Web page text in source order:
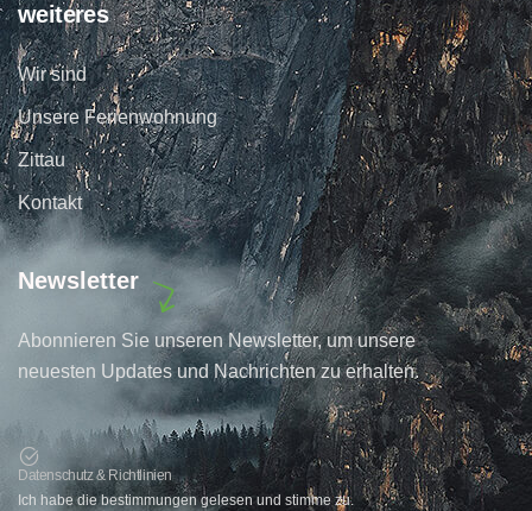
weiteres
Wir sind
Unsere Ferienwohnung
Zittau
Kontakt
Newsletter
Abonnieren Sie unseren Newsletter, um unsere
neuesten Updates und Nachrichten zu erhalten.
Datenschutz & Richtlinien
Ich habe die bestimmungen gelesen und stimme zu.